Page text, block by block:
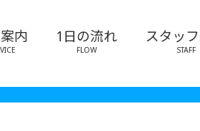
内 1日の流れ
FLOW
スタッ
STAFF